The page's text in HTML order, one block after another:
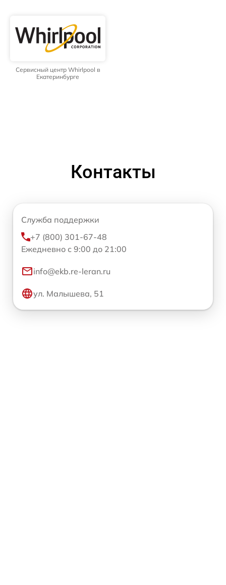
Сервисный центр Whirlpool в
Екатеринбурге
Контакты
Служба поддержки
+7 (800) 301-67-48
Ежедневно с 9:00 до 21:00
info@ekb.re-leran.ru
ул. Малышева, 51